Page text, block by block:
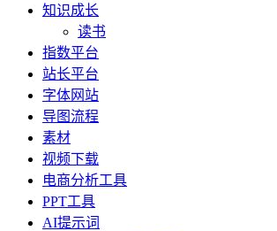
知识成长
读书
指数平台
站长平台
字体网站
导图流程
素材
视频下载
电商分析工具
PPT工具
AI提示词